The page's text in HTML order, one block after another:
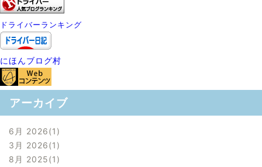
ドライバーランキング
にほんブログ村
アーカイブ
6月 2026 1
3月 2026 1
8月 2025 1